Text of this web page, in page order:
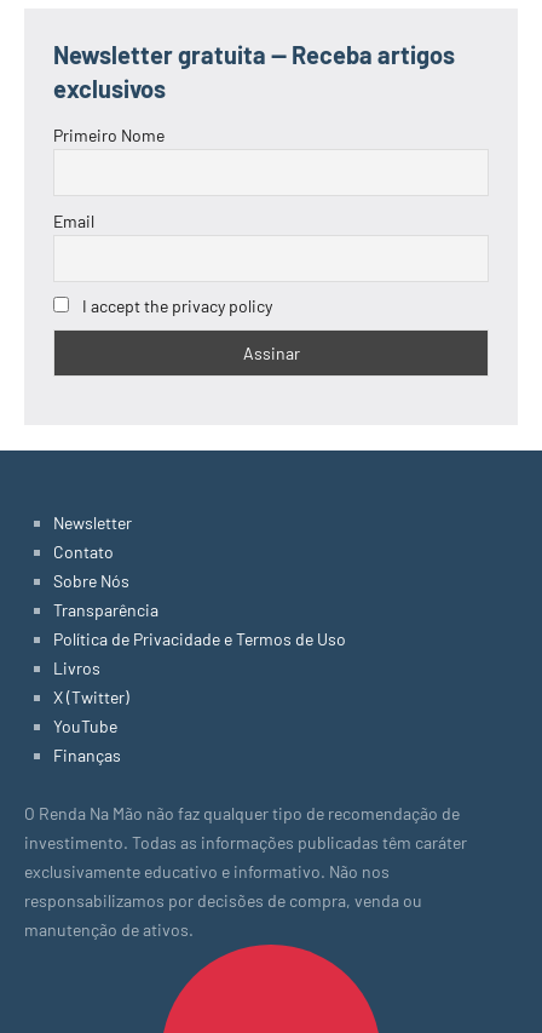
Newsletter gratuita — Receba artigos
exclusivos
Primeiro Nome
Email
I accept the privacy policy
Newsletter
Contato
Sobre Nós
Transparência
Política de Privacidade e Termos de Uso
Livros
X (Twitter)
YouTube
Finanças
O Renda Na Mão não faz qualquer tipo de recomendação de
investimento. Todas as informações publicadas têm caráter
exclusivamente educativo e informativo. Não nos
responsabilizamos por decisões de compra, venda ou
manutenção de ativos.